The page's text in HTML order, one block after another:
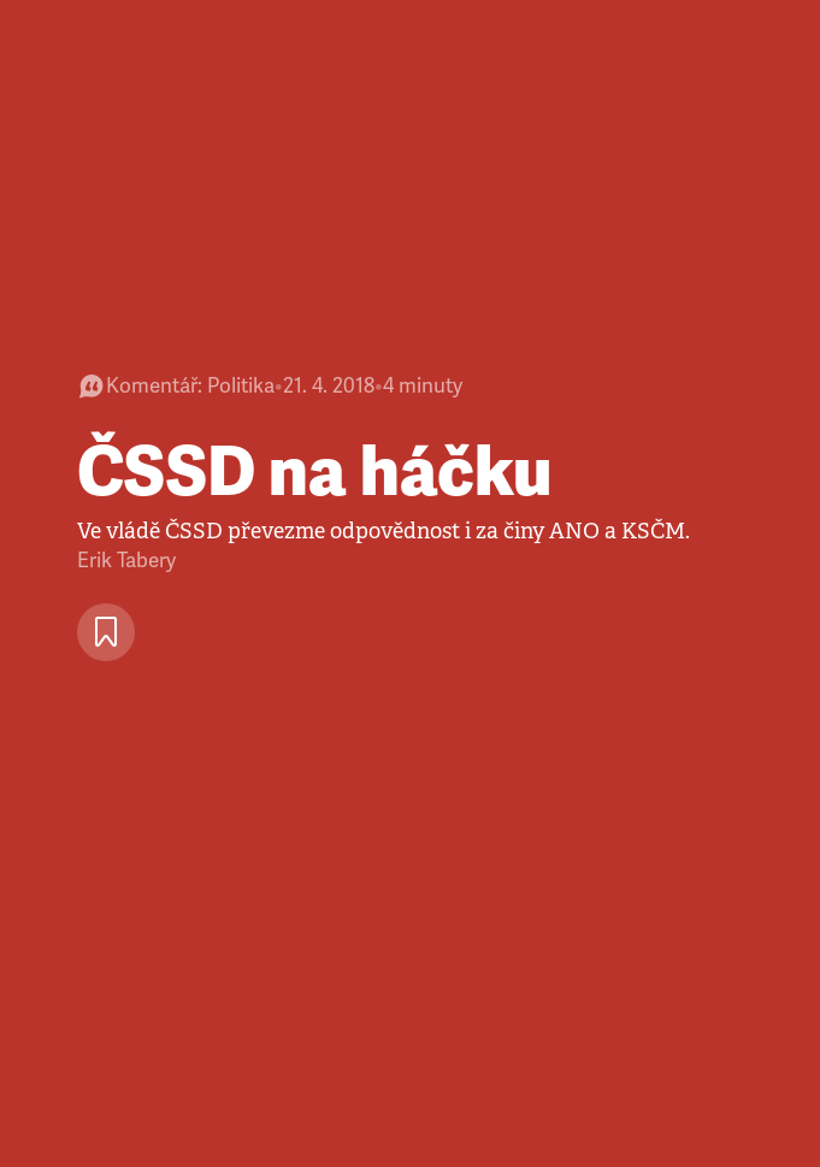
Komentář: Politika•21. 4. 2018•4 minuty
ČSSD na háčku
Ve vládě ČSSD převezme odpovědnost i za činy ANO a KSČM.
Erik Tabery